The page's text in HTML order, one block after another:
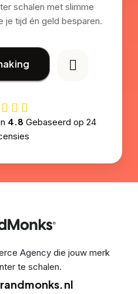
schalen met slimme
tijd én geld besparen.
4.8 Gebaseerd op24
Agency die jouw merk
te schalen.